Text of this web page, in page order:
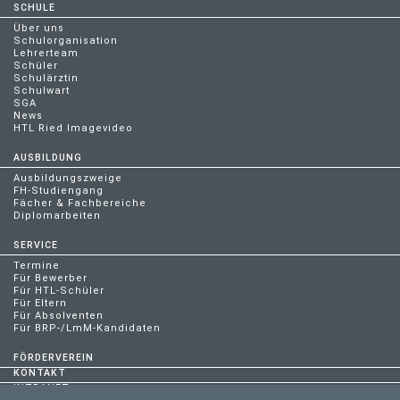
SCHULE
Über uns
Schulorganisation
Lehrerteam
Schüler
Schulärztin
Schulwart
SGA
News
HTL Ried Imagevideo
AUSBILDUNG
Ausbildungszweige
FH-Studiengang
Fächer & Fachbereiche
Diplomarbeiten
SERVICE
Termine
Für Bewerber
Für HTL-Schüler
Für Eltern
Für Absolventen
Für BRP-/LmM-Kandidaten
FÖRDERVEREIN
KONTAKT
INTRANET